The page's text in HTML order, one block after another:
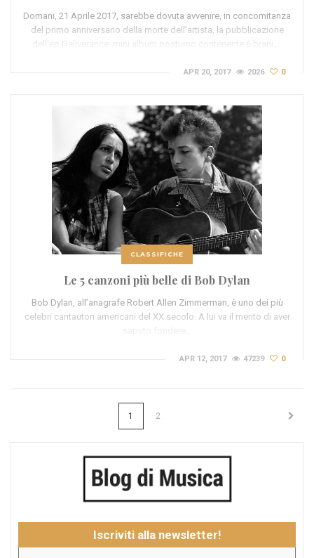
Domani, 21 Aprile 2017, sarebbe dovuta avvenire, in concomitanza
del primo anniversario della morte dell’artista, la pubblicazione
dell’ep Deliverance: mini album postumo contenente 6 brani,…
APR 20, 2017 2026 0
CLASSIFICHE
Le 5 canzoni più belle di Bob Dylan
Bob Dylan, all’anagrafe Robert Allen Zimmerman, è uno dei più
celebri cantautori americani del XX secolo. A lui va il merito di aver
saputo fondere…
APR 12, 2017 47239 0
1 2
Iscriviti alla newsletter!